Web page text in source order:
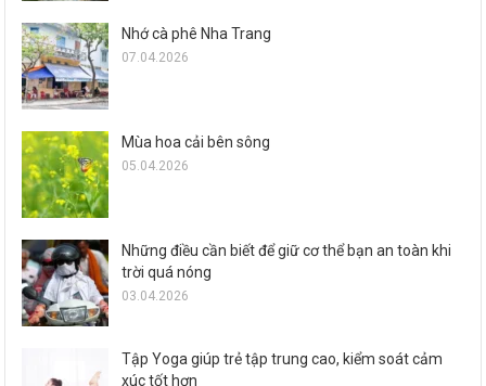
Nhớ cà phê Nha Trang
07.04.2026
Mùa hoa cải bên sông
05.04.2026
Những điều cần biết để giữ cơ thể bạn an toàn khi
trời quá nóng
03.04.2026
Tập Yoga giúp trẻ tập trung cao, kiểm soát cảm
xúc tốt hơn